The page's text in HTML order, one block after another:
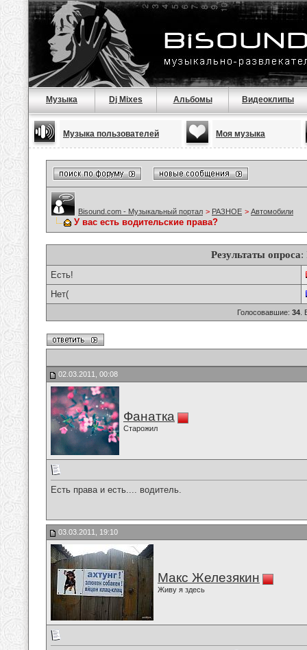
Музыка Dj Mixes Альбомы Видеоклипы
Музыка пользователей Моя музыка
Bisound.com - Музыкальный портал > РАЗНОЕ > Автомобили
У вас есть водительские права?
Результаты опроса:
Есть!
Нет(
Голосовавшие: 34.
02.03.2011, 00:08
Фанатка
Старожил
Есть права и есть.... водитель.
03.03.2011, 19:10
Макс Железякин
Живу я здесь